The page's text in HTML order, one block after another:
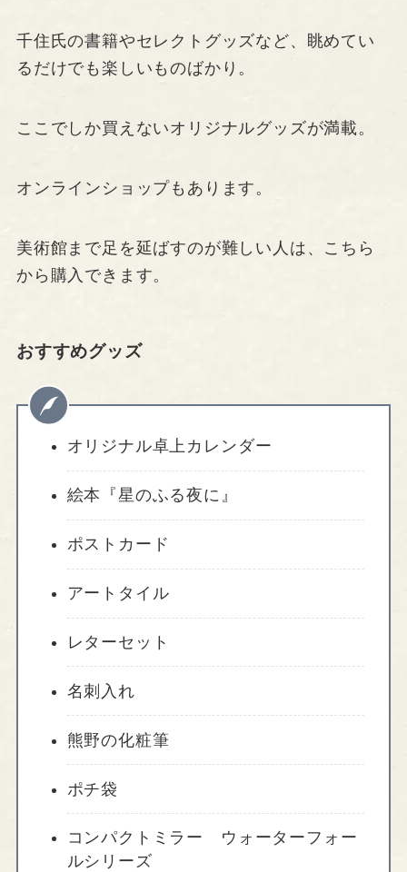
千住氏の書籍やセレクトグッズなど、眺めてい
るだけでも楽しいものばかり。
ここでしか買えないオリジナルグッズが満載。
オンラインショップもあります。
美術館まで足を延ばすのが難しい人は、こちら
から購入できます。
おすすめグッズ
オリジナル卓上カレンダー
絵本『星のふる夜に』
ポストカード
アートタイル
レターセット
名刺入れ
熊野の化粧筆
ポチ袋
コンパクトミラー ウォーターフォー
ルシリーズ